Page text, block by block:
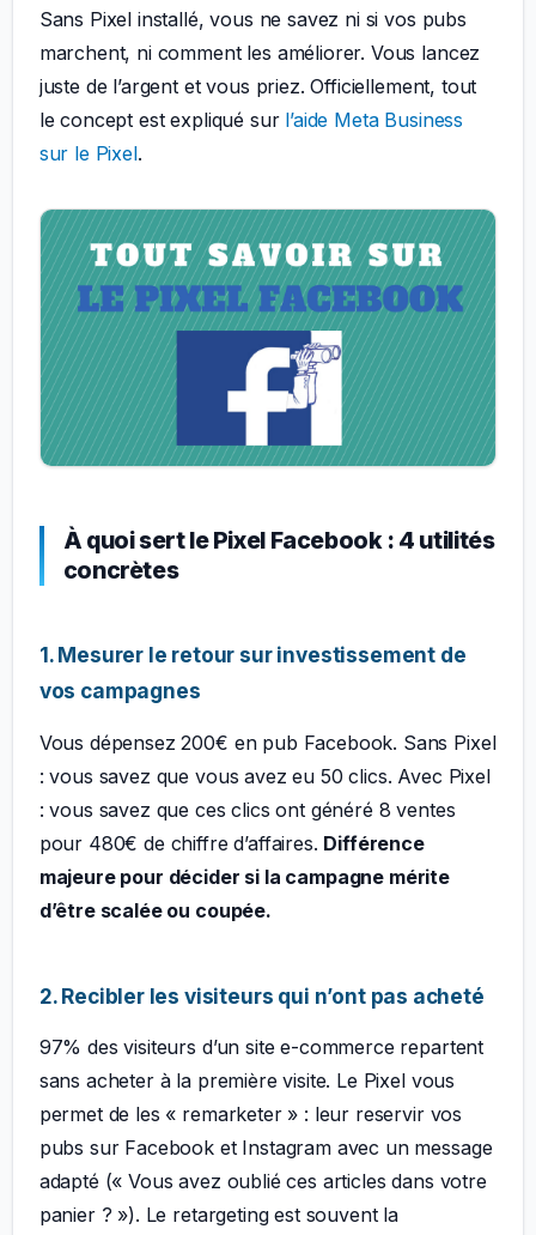
Sans Pixel installé, vous ne savez ni si vos pubs
marchent, ni comment les améliorer. Vous lancez
juste de l’argent et vous priez. Officiellement, tout
le concept est expliqué sur l’aide Meta Business
sur le Pixel.
À quoi sert le Pixel Facebook : 4 utilités
concrètes
1. Mesurer le retour sur investissement de
vos campagnes
Vous dépensez 200€ en pub Facebook. Sans Pixel
: vous savez que vous avez eu 50 clics. Avec Pixel
: vous savez que ces clics ont généré 8 ventes
pour 480€ de chiffre d’affaires. Différence
majeure pour décider si la campagne mérite
d’être scalée ou coupée.
2. Recibler les visiteurs qui n’ont pas acheté
97% des visiteurs d’un site e-commerce repartent
sans acheter à la première visite. Le Pixel vous
permet de les « remarketer » : leur reservir vos
pubs sur Facebook et Instagram avec un message
adapté (« Vous avez oublié ces articles dans votre
panier ? »). Le retargeting est souvent la